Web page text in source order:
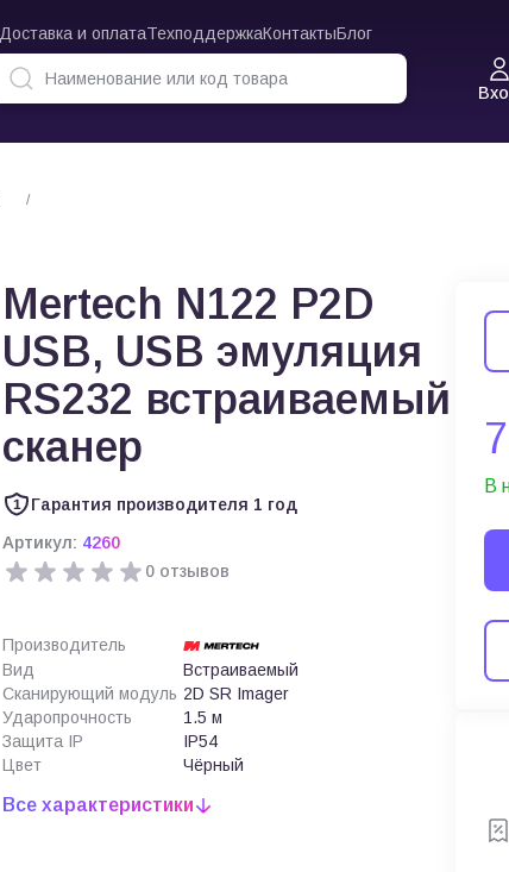
Доставка и оплатаТехподдержкаКонтактыБлог
Mertech N122 P2D
USB, USB эмуляция
RS232 встраиваемый
сканер
Гарантия производителя 1 год
Артикул: 4260
0 отзывов
Производитель
Вид
Встраиваемый
Сканирующий модуль 2D SR Imager
Ударопрочность
1.5 м
Защита IP
IP54
Цвет
Чёрный
Все характеристики
В